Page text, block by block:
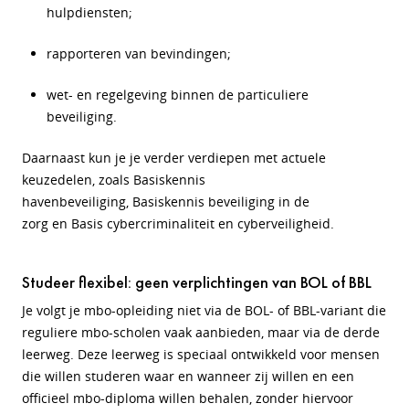
hulpdiensten;
rapporteren van bevindingen;
wet- en regelgeving binnen de particuliere
beveiliging.
Daarnaast kun je je verder verdiepen met actuele
keuzedelen, zoals Basiskennis
havenbeveiliging, Basiskennis beveiliging in de
zorg en Basis cybercriminaliteit en cyberveiligheid.
Studeer flexibel: geen verplichtingen van BOL of BBL
Je volgt je mbo-opleiding niet via de BOL- of BBL-variant die
reguliere mbo-scholen vaak aanbieden, maar via de derde
leerweg. Deze leerweg is speciaal ontwikkeld voor mensen
die willen studeren waar en wanneer zij willen en een
officieel mbo-diploma willen behalen, zonder hiervoor